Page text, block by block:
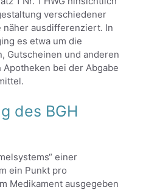
verschiedener
näher ausdifferenziert. In
es etwa um die
Gutscheinen und anderen
bei der Abgabe
des BGH
einer
ein Punkt pro
Medikament ausgegeben